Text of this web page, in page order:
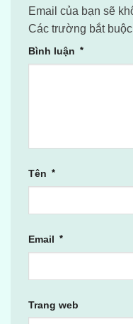
Email của bạn sẽ
Các trường bắt
Bình luận *
Tên *
Email *
Trang web